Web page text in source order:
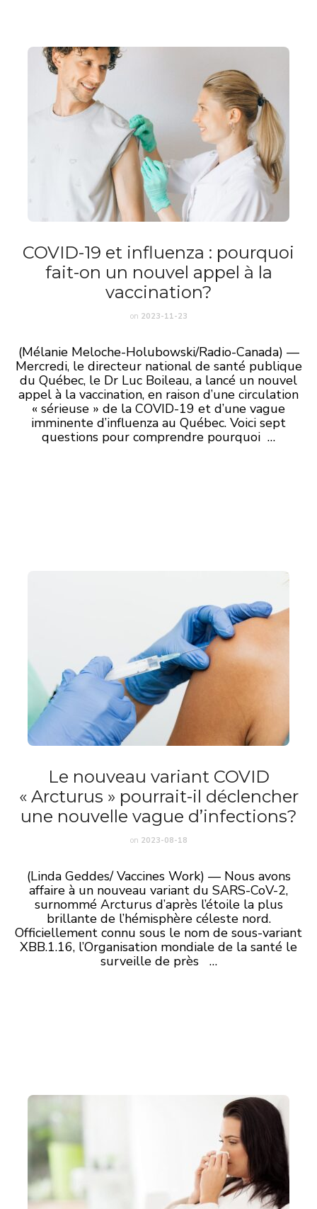
COVID-19 et influenza : pourquoi
fait-on un nouvel appel à la
vaccination?
on 2023-11-23
(Mélanie Meloche-Holubowski/Radio-Canada) —
Mercredi, le directeur national de santé publique
du Québec, le Dr Luc Boileau, a lancé un nouvel
appel à la vaccination, en raison d’une circulation
« sérieuse » de la COVID-19 et d’une vague
imminente d’influenza au Québec. Voici sept
questions pour comprendre pourquoi …
Le nouveau variant COVID
« Arcturus » pourrait-il déclencher
une nouvelle vague d’infections?
on 2023-08-18
(Linda Geddes/ Vaccines Work) — Nous avons
affaire à un nouveau variant du SARS-CoV-2,
surnommé Arcturus d’après l’étoile la plus
brillante de l’hémisphère céleste nord.
Officiellement connu sous le nom de sous-variant
XBB.1.16, l’Organisation mondiale de la santé le
surveille de près …